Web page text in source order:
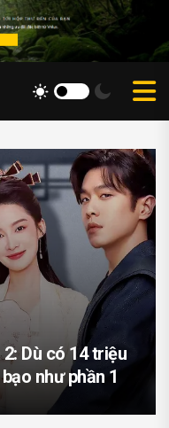
Dù có 14 triệu
như phần 1